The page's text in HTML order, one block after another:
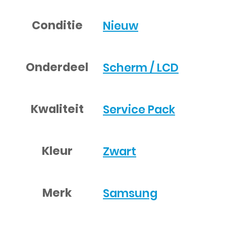
Conditie Nieuw
Onderdeel Scherm / LCD
Kwaliteit Service Pack
Kleur Zwart
Merk Samsung